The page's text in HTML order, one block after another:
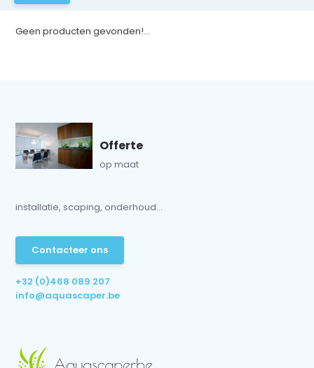
Geen producten gevonden!...
Offerte
op maat
installatie, scaping, onderhoud...
Contacteer ons
+32 (0)468 089 207
info@aquascaper.be